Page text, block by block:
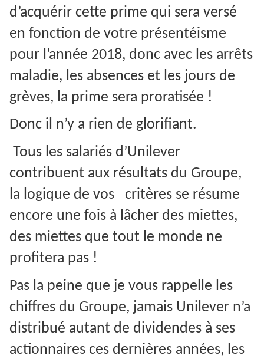
d’acquérir cette prime qui sera versé
en fonction de votre présentéisme
pour l’année 2018, donc avec les arrêts
maladie, les absences et les jours de
grèves, la prime sera proratisée !
Donc il n’y a rien de glorifiant.
Tous les salariés d’Unilever
contribuent aux résultats du Groupe,
la logique de vos critères se résume
encore une fois à lâcher des miettes,
des miettes que tout le monde ne
profitera pas !
Pas la peine que je vous rappelle les
chiffres du Groupe, jamais Unilever n’a
distribué autant de dividendes à ses
actionnaires ces dernières années, les